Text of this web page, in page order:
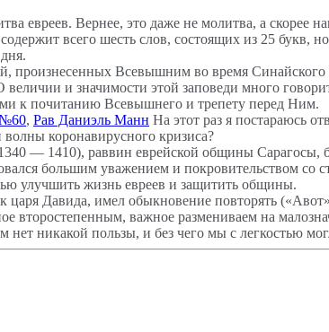
евреев. Вернее, это даже не молитва, а скорее
всего шесть слов, состоящих из 25 букв, но
произнесенных Всевышним во время Синайского
и значимости этой заповеди много
к почитанию Всевышнего и трепету перед Ним.
, Рав Даниэль Манн На этот раз я постараюсь
коронавирусного кризиса?
— 1410), раввин еврейской общины
большим уважением и покровительством
улучшить жизнь евреев и защитить общины.
Давида, имел обыкновение повторять
второстепенным, важное размениваем на
нет никакой пользы, и без чего мы с легкостью